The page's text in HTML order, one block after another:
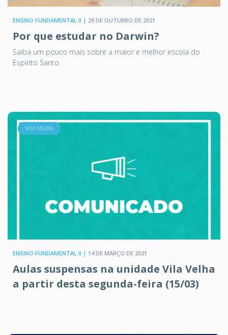
ENSINO FUNDAMENTAL II | 29 DE OUTUBRO DE 2021
Por que estudar no Darwin?
Saiba um pouco mais sobre a maior e melhor escola do
Espírito Santo
VILA VELHA
ENSINO FUNDAMENTAL II | 14 DE MARÇO DE 2021
Aulas suspensas na unidade Vila Velha
a partir desta segunda-feira (15/03)